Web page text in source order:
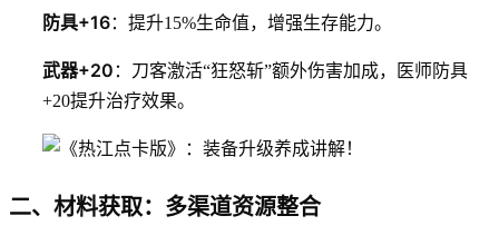
防具+16：提升15%生命值，增强生存能力。
武器+20 ：刀客激活“狂怒斩”额外伤害加成，医师防具
+20提升治疗效果。
二、材料获取：多渠道资源整合